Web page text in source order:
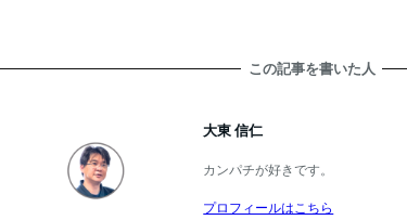
この記事を書いた人
大東 信仁
カンパチが好きです。
プロフィールはこちら